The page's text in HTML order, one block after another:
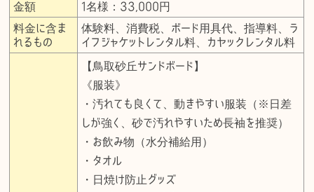
金額
1名様：33,000円
料金に含ま
れるもの
体験料、消費税、ボード用具代、指導料、ラ
イフジャケットレンタル料、カヤックレンタル料
【鳥取砂丘サンドボード】
《服装》
・汚れても良くて、動きやすい服装（※日差
しが強く、砂で汚れやすいため長袖を推奨）
・お飲み物（水分補給用）
・タオル
・日焼け防止グッズ